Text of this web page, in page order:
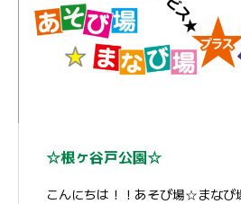
☆根ヶ谷戸公園☆
こんにちは！！あそび場☆まなび